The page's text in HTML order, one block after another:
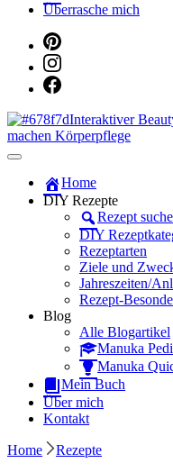
Überrasche mich
Manuka
Dein
Home
DIY Rezepte
Rezept
DIY
Rezeptarten
Ziele und
Jahreszeiten/
Rezept-
Blog
Alle Blogartikel
Manuka
Manuka
Mein Buch
Über mich
Kontakt
Home
Rezepte